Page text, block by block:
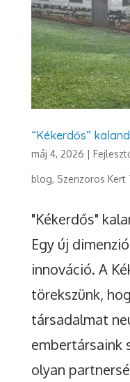
“Kékerdős”
máj 4, 2026 |
blog, Szenzoros Kert
"Kékerdős"
Egy új
innováció. A
törekszünk,
társadalmat
embertársaink
olyan